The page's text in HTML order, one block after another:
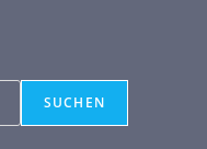
SUCHEN